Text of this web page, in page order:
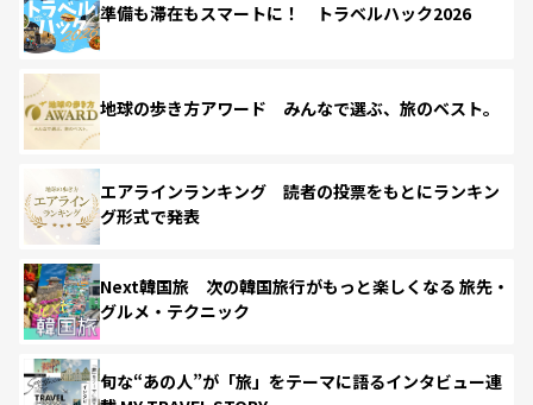
準備も滞在もスマートに！ トラベルハック2026
地球の歩き方アワード みんなで選ぶ、旅のベスト。
エアラインランキング 読者の投票をもとにランキン
グ形式で発表
Next韓国旅 次の韓国旅行がもっと楽しくなる 旅先・
グルメ・テクニック
旬な“あの人”が「旅」をテーマに語るインタビュー連